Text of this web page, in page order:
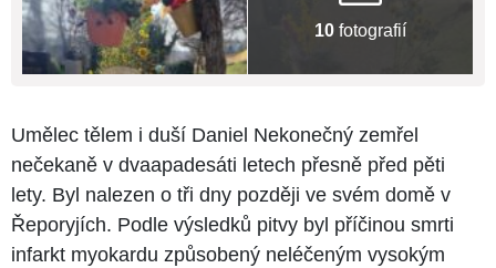
10 fotografií
Umělec tělem i duší Daniel Nekonečný zemřel
nečekaně v dvaapadesáti letech přesně před pěti
lety. Byl nalezen o tři dny později ve svém domě v
Řeporyjích. Podle výsledků pitvy byl příčinou smrti
infarkt myokardu způsobený neléčeným vysokým